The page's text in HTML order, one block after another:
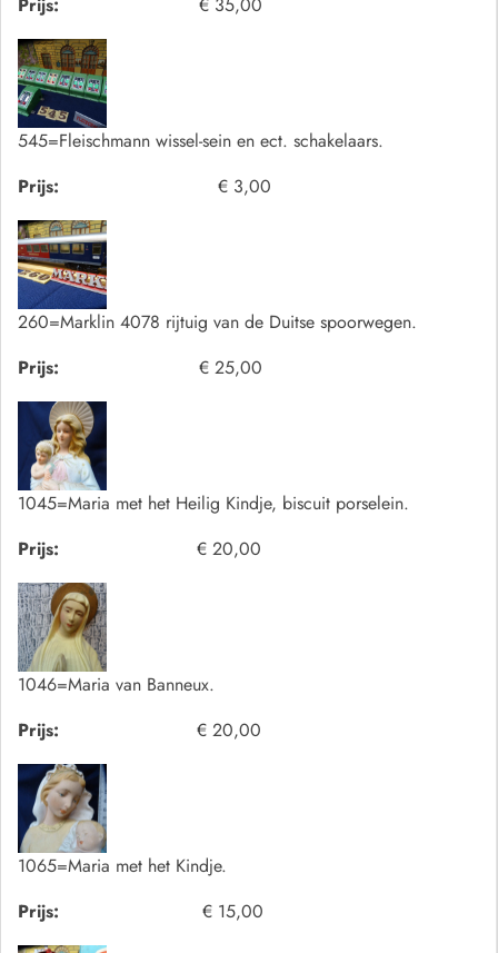
545=Fleischmann wissel-sein en ect. schakelaars.
Prijs:
€ 3,00
260=Marklin 4078 rijtuig van de Duitse spoorwegen.
Prijs:
€ 25,00
1045=Maria met het Heilig Kindje, biscuit porselein.
Prijs:
€ 20,00
1046=Maria van Banneux.
Prijs:
€ 20,00
1065=Maria met het Kindje.
Prijs:
€ 15,00